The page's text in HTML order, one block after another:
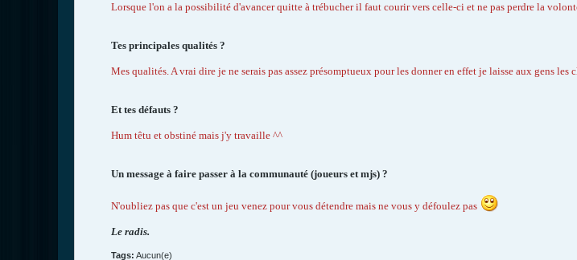
Lorsque l'on a la possibilité d'avancer quitte à trébucher il faut courir vers celle-ci et ne pas perdre la
Tes principales qualités ?
Mes qualités. A vrai dire je ne serais pas assez présomptueux pour les donner en effet je laisse aux gens les
Et tes défauts ?
Hum têtu et obstiné mais j'y travaille ^^
Un message à faire passer à la communauté (joueurs et mjs) ?
N'oubliez pas que c'est un jeu venez pour vous détendre mais ne vous y défoulez pas
Le radis.
Tags: Aucun(e)